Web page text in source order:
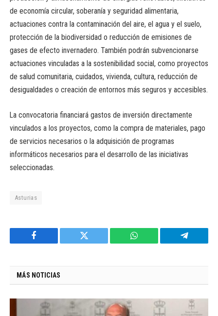
de economía circular, soberanía y seguridad alimentaria,
actuaciones contra la contaminación del aire, el agua y el suelo,
protección de la biodiversidad o reducción de emisiones de
gases de efecto invernadero. También podrán subvencionarse
actuaciones vinculadas a la sostenibilidad social, como proyectos
de salud comunitaria, cuidados, vivienda, cultura, reducción de
desigualdades o creación de entornos más seguros y accesibles.
La convocatoria financiará gastos de inversión directamente
vinculados a los proyectos, como la compra de materiales, pago
de servicios necesarios o la adquisición de programas
informáticos necesarios para el desarrollo de las iniciativas
seleccionadas.
Asturias
Facebook Twitter WhatsApp Telegram
MÁS NOTICIAS